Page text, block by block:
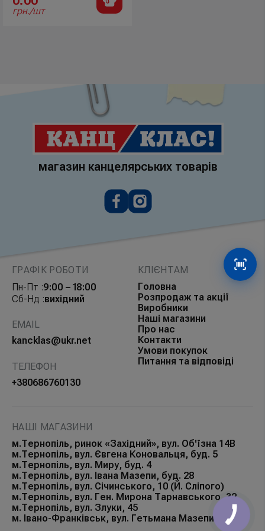
грн./шт
магазин канцелярських товарів
ГРАФІК РОБОТИ
Пн-Пт :9:00 – 18:00
Сб-Нд :вихідний
EMAIL
kancklas@ukr.net
ТЕЛЕФОН
+380686760130
КЛІЄНТАМ
Головна
Розпродаж та акції
Виробники
Наші магазини
Про нас
Контакти
Умови покупок
Питання та відповіді
НАШІ МАГАЗИНИ
м.Тернопіль, ринок «Західний», вул. Об'їзна 14В
м.Тернопіль, вул. Євгена Коновальця, буд. 5
м.Тернопіль, вул. Миру, буд. 4
м.Тернопіль, вул. Івана Мазепи, буд. 28
м.Тернопіль, вул. Січинського, 10 (Й. Сліпого)
м.Тернопіль, вул. Ген. Мирона Тарнавського, 32
м.Тернопіль, вул. Злуки, 45
м. Івано-Франківськ, вул. Гетьмана Мазепи, 168Б